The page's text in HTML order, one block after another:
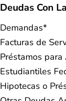
Deudas Con
Demandas*
Facturas de
Préstamos
Estudiantiles
Hipotecas o